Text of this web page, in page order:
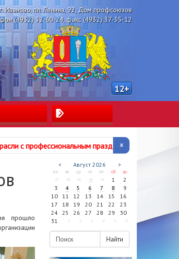
Иваново, пл. Ленина, 92, Дом профсоюзов
(4932) 32-60-24, факс (4932) 37-35-12
12+
с профессиональным праздником!
прошло
< Август 2026 >
пн вт ср чт пт сб вс
27 28 29 30 31 1
2
3
4 5 6 7 8
9
10
11 12 13 14 15
16
17
18 19 20 21 22
23
24 25 26 27 28 29
30
31
1 2 3 4 5 6
Найти